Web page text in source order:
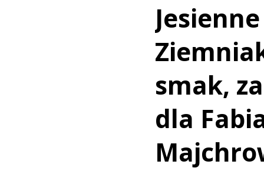
smak,
dla